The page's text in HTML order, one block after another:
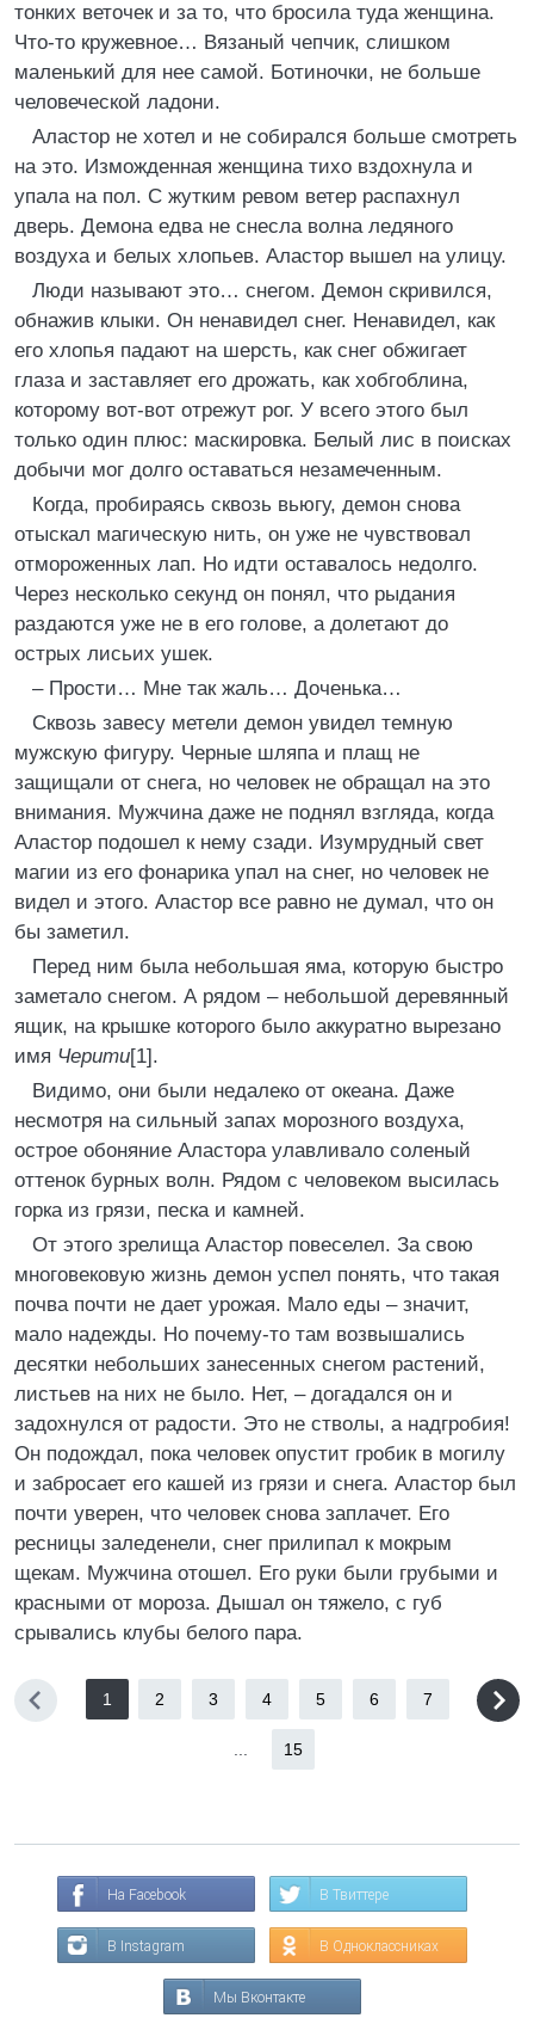
тонких веточек и за то, что бросила туда женщина.
Что-то кружевное… Вязаный чепчик, слишком
маленький для нее самой. Ботиночки, не больше
человеческой ладони.
Аластор не хотел и не собирался больше смотреть
на это. Изможденная женщина тихо вздохнула и
упала на пол. С жутким ревом ветер распахнул
дверь. Демона едва не снесла волна ледяного
воздуха и белых хлопьев. Аластор вышел на улицу.
Люди называют это… снегом. Демон скривился,
обнажив клыки. Он ненавидел снег. Ненавидел, как
его хлопья падают на шерсть, как снег обжигает
глаза и заставляет его дрожать, как хобгоблина,
которому вот-вот отрежут рог. У всего этого был
только один плюс: маскировка. Белый лис в поисках
добычи мог долго оставаться незамеченным.
Когда, пробираясь сквозь вьюгу, демон снова
отыскал магическую нить, он уже не чувствовал
отмороженных лап. Но идти оставалось недолго.
Через несколько секунд он понял, что рыдания
раздаются уже не в его голове, а долетают до
острых лисьих ушек.
– Прости… Мне так жаль… Доченька…
Сквозь завесу метели демон увидел темную
мужскую фигуру. Черные шляпа и плащ не
защищали от снега, но человек не обращал на это
внимания. Мужчина даже не поднял взгляда, когда
Аластор подошел к нему сзади. Изумрудный свет
магии из его фонарика упал на снег, но человек не
видел и этого. Аластор все равно не думал, что он
бы заметил.
Перед ним была небольшая яма, которую быстро
заметало снегом. А рядом – небольшой деревянный
ящик, на крышке которого было аккуратно вырезано
имя Черити[1].
Видимо, они были недалеко от океана. Даже
несмотря на сильный запах морозного воздуха,
острое обоняние Аластора улавливало соленый
оттенок бурных волн. Рядом с человеком высилась
горка из грязи, песка и камней.
От этого зрелища Аластор повеселел. За свою
многовековую жизнь демон успел понять, что такая
почва почти не дает урожая. Мало еды – значит,
мало надежды. Но почему-то там возвышались
десятки небольших занесенных снегом растений,
листьев на них не было. Нет, – догадался он и
задохнулся от радости. Это не стволы, а надгробия!
Он подождал, пока человек опустит гробик в могилу
и забросает его кашей из грязи и снега. Аластор был
почти уверен, что человек снова заплачет. Его
ресницы заледенели, снег прилипал к мокрым
щекам. Мужчина отошел. Его руки были грубыми и
красными от мороза. Дышал он тяжело, с губ
срывались клубы белого пара.
1 2 3 4 5 6 7
15
На Facebook В Твиттере
В Instagram В Одноклассниках
Мы Вконтакте